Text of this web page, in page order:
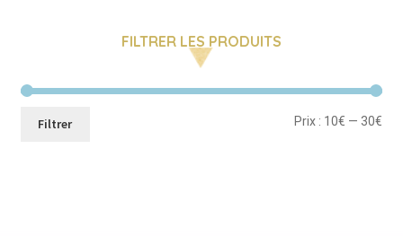
FILTRER LES PRODUITS
Filtrer Prix : 10€ — 30€